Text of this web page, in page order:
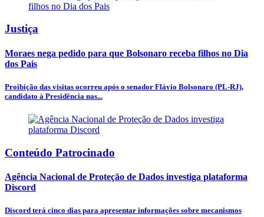
Justiça
Moraes nega pedido para que Bolsonaro receba filhos no Dia
dos Pais
Proibição das visitas ocorreu após o senador Flávio Bolsonaro (PL-RJ),
candidato à Presidência nas...
Conteúdo Patrocinado
Agência Nacional de Proteção de Dados investiga plataforma
Discord
Discord terá cinco dias para apresentar informações sobre mecanismos